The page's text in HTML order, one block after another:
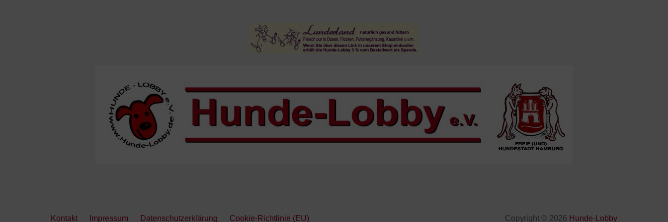
Kontakt Impressum Datenschutzerklärung Cookie-Richtlinie (EU) Copyright © 2026 Hunde-Lobby